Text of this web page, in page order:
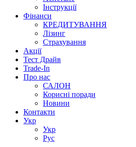
Інструкції
Фінанси
КРЕДИТУВАННЯ
Лізинг
Страхування
Акції
Тест Драйв
Trade-In
Про нас
САЛОН
Корисні поради
Новини
Контакти
Укр
Укр
Руc